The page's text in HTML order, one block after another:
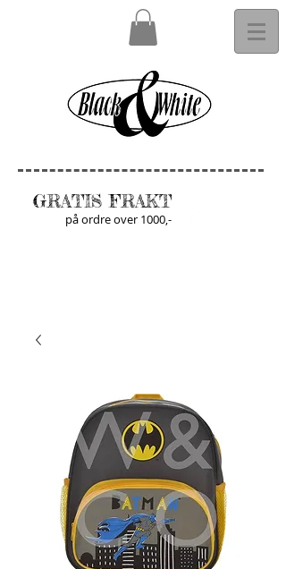
GRATIS FRAKT
på ordre over 1000,-